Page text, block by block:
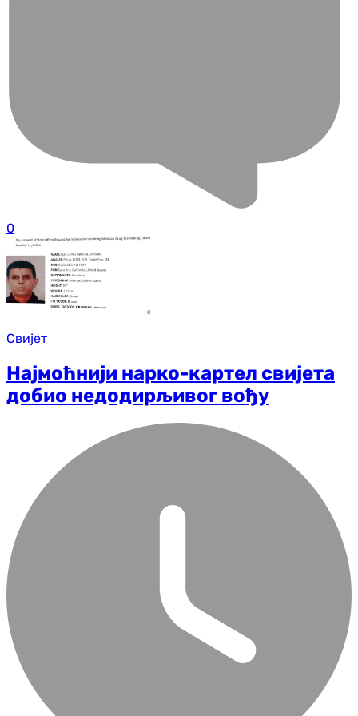
0
Свијет
Најмоћнији нарко-картел свијета
добио недодирљивог вођу